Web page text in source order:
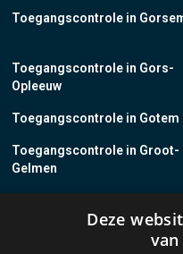
Toegangscontrole in
Toegangscontrole in Gors-
Opleeuw
Toegangscontrole in Gotem
Toegangscontrole in Groot-
Gelmen
Toegangscontrole in Grote-
Deze